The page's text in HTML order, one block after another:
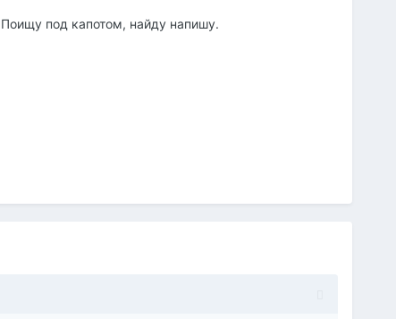
под капотом, найду напишу.